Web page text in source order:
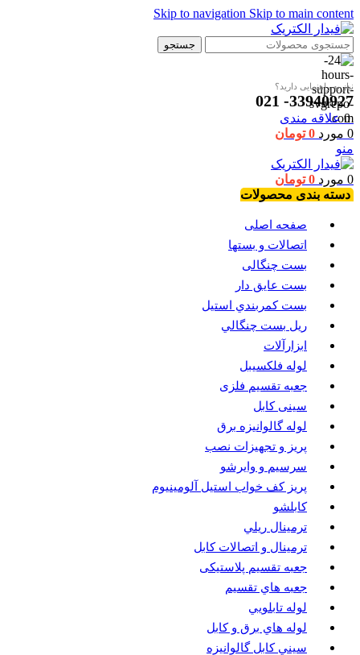
Skip to navigation Skip to main content
جستجو
نیاز به راهنمایی دارید؟
33940927- 021
0 علاقه مندی
0 مورد 0 تومان
منو
0 مورد 0 تومان
دسته بندی محصولات
صفحه اصلی
اتصالات و بستها
بست چنگالی
بست عايق دار
بست كمربندي استيل
ريل بست چنگالي
ابزارآلات
لوله فلکسیبل
جعبه تقسیم فلزی
سینی کابل
لوله گالوانیزه برق
پريز و تجهيزات نصب
سرسيم و وايرشو
پريز كف خواب استيل آلومينيوم
كابلشو
ترمينال ريلي
ترمينال و اتصالات كابل
جعبه تقسيم پلاستیکی
جعبه هاي تقسيم
لوله تابلويي
لوله هاي برق و كابل
سيني كابل گالوانيزه